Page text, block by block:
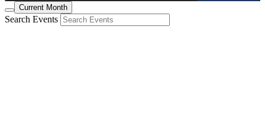
Current Month
Search Events